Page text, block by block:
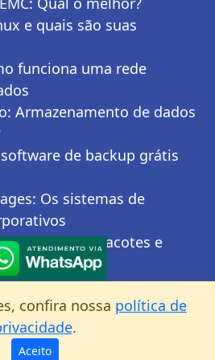
e quais são suas
funciona uma rede
Armazenamento de dados
de backup grátis
Os sistemas de
de pacotes e
confira nossa política de
.
Aceito